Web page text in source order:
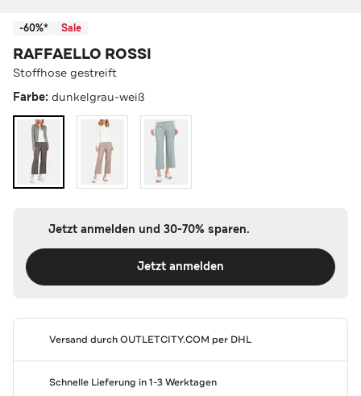
-60%* Sale
RAFFAELLO ROSSI
Stoffhose gestreift
Farbe: dunkelgrau-weiß
Jetzt anmelden und 30-70% sparen.
Jetzt anmelden
Versand durchOUTLETCITY.COM per DHL
Schnelle Lieferung in 1-3 Werktagen